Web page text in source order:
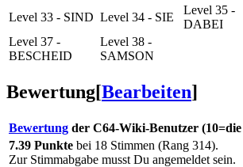
Level 33 - SIND Level 34 - SIE
Level 35 -
DABEI
Level 37 -
BESCHEID
Level 38 -
SAMSON
Bewertung[Bearbeiten]
Bewertung der C64-Wiki-Benutzer (10=die
7.39 Punkte bei 18 Stimmen (Rang 314).
Zur Stimmabgabe musst Du angemeldet sein.